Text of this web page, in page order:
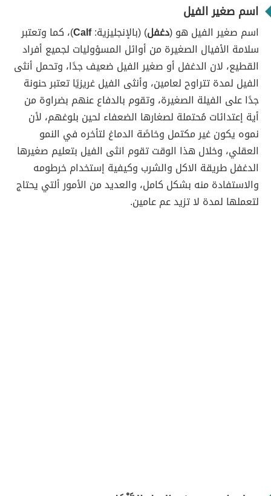
اسم صغير الفيل
اسم صغير الفيل هو (دغفل) (بالإنجليزية:Calf)، كما وتعتبر
سلامة الأفيال الصغيرة من أوائل المسؤوليات لجميع أفراد
القطيع، لان الدغفل أو صغير الفيل ضعيف جدًا، وتحمل أنثى
الفيل لمدة تتراوح لعامين، وأنثى الفيل غريزيًا تعتبر حنونة
جدًا على الفيلة الصغيرة، وتقوم بالدفاع عنهم بضراوة من
أية إعتدائات مُحتملة لصغارها الضعفاء لحين بلوغهم، لأن
نموه يكون غير مكتمل وخاصًة الدماغ لتأخره في النمو
العقلي، وخلال هذا الوقت تقوم انثى الفيل بتعليم صغيرها
الدغفل طريقة الاكل والشرب وكيفية إستخدام خرطومه
والاستفادة منه بشكل كامل، والعديد من الأمور ألتي يحتاج
لتعملها لمدة لا تزيد عم عامين.